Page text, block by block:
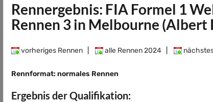
Rennergebnis: FIA Formel 1
Rennen 3 in Melbourne (Albert
vorheriges Rennen alle Rennen 2024
Rennformat: normales Rennen
Ergebnis der Qualifikation: